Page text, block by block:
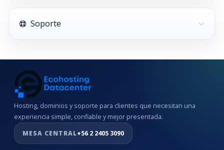
Soporte
Hosting, dominios y soporte para clientes que necesitan una
experiencia simple, confiable y mejor presentada.
MESA CENTRAL+56 2 2405 3090